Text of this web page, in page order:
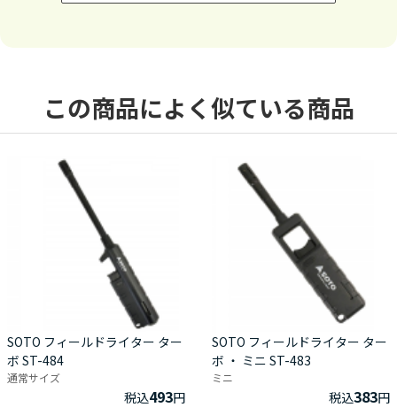
この商品によく似ている商品
SOTO フィールドライター ター
ボ ST-484
通常サイズ
税込493円
SOTO フィールドライター ター
ボ ・ ミニ ST-483
ミニ
税込383円